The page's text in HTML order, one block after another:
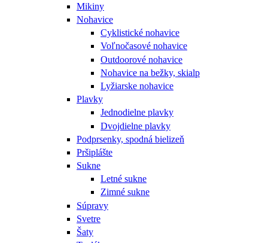
Mikiny
Nohavice
Cyklistické nohavice
Voľnočasové nohavice
Outdoorové nohavice
Nohavice na bežky, skialp
Lyžiarske nohavice
Plavky
Jednodielne plavky
Dvojdielne plavky
Podprsenky, spodná bielizeň
Pršiplášte
Sukne
Letné sukne
Zimné sukne
Súpravy
Svetre
Šaty